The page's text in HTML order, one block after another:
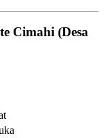
Cimahi (Desa